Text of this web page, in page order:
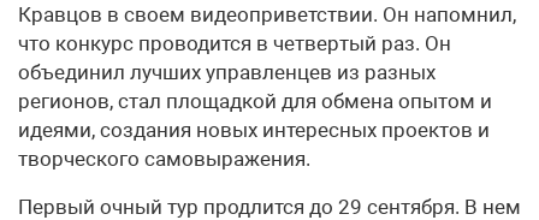
Кравцов в своем видеоприветствии. Он напомнил,
что конкурс проводится в четвертый раз. Он
объединил лучших управленцев из разных
регионов, стал площадкой для обмена опытом и
идеями, создания новых интересных проектов и
творческого самовыражения.
Первый очный тур продлится до 29 сентября. В нем